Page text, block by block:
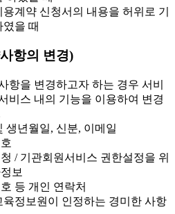
용계약 신청서의 내용을 허위로 기
였을 때
항의 변경)
항을 변경하고자 하는 경우 서비
비스 내의 기능을 이용하여 변경
년월일, 신분, 이메일
/ 기관회원서비스 권한설정을 위
보
등 개인 연락처
정보원이 인정하는 경미한 사항